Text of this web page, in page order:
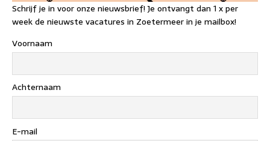
Schrijf je in voor onze nieuwsbrief! Je ontvangt dan 1 x per
week de nieuwste vacatures in Zoetermeer in je mailbox!
Voornaam
Achternaam
E-mail